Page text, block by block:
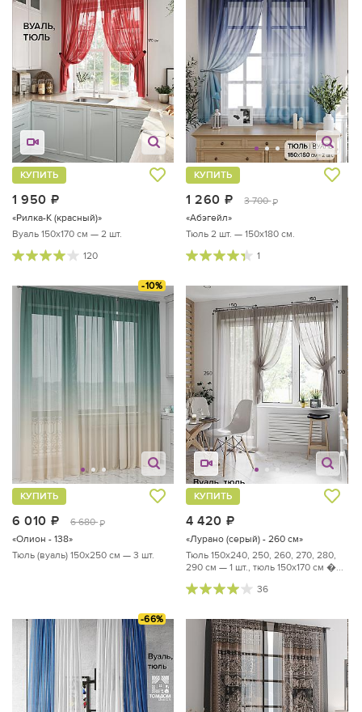
1 950
КУПИТЬ
«Рилка-К (красный)»
Вуаль 150х170 см — 2 шт.
120
1 260 руб.
3 700 руб.
КУПИТЬ
«Абэгейл»
Тюль 2 шт. — 150х180 см.
1
-10%
6 010 руб.
6 680 руб.
КУПИТЬ
«Олион - 138»
Тюль (вуаль) 150х250 см — 3 шт.
4 420
КУПИТЬ
«Лурано (серый) - 260 см»
Тюль 150х240, 250, 260, 270, 280,
290 см — 1 шт., тюль 150х170 см �...
36
-66%